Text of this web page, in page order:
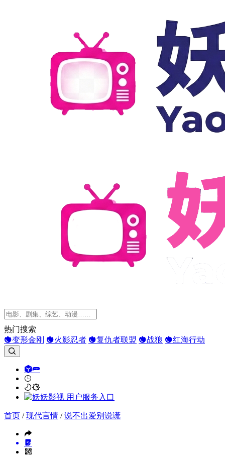
热门搜索
变形金刚
火影忍者 复仇者联盟 战狼 红海行动
首页 /现代言情 /说不出爱别说谎